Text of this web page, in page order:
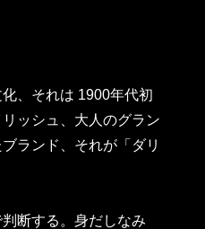
、それは 1900年代初
ッシュ、大人のグラン
ランド、それが「ダリ
断する。身だしなみ